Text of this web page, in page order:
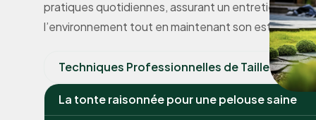
pratiques quotidiennes, assurant un entretien de
l’environnement tout en maintenant son esthétique.
Techniques Professionnelles de Taille et
La tonte raisonnée pour une pelouse saine